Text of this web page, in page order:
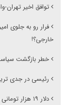
توافق اخیر
فرار رو به جلوی
خارجی؟!
خطر بازگشت
رئیسی در جدی
دلار ۱۹ هزار تومانی دستاوردهای نیویورک را تحت الشعاع قرار داد